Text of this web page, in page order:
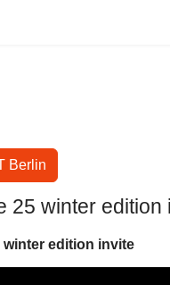
Berlin
25 winter edition
edition invite